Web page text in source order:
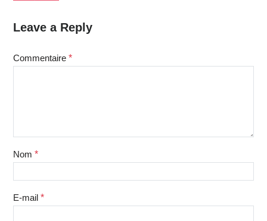
Leave a Reply
Commentaire *
Nom *
E-mail *